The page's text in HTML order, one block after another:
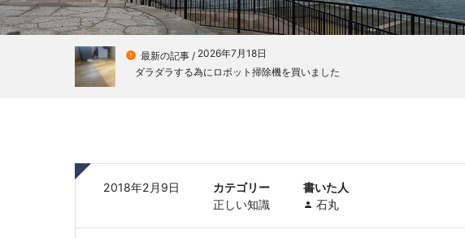
 最新の記事 / 2026年7月18日
ダラダラする為にロボット掃除機を買いました
2018年2月9日
カテゴリー
正しい知識
書いた人
石丸